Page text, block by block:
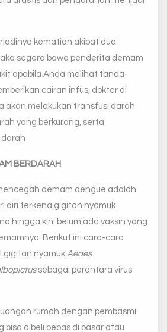
kematian akibat dua
segera bawa penderita demam
apabila Anda melihat tanda-
cairan infus, dokter di
akan melakukan transfusi darah
yang berkurang, serta
BERDARAH
demam dengue adalah
diri terkena gigitan nyamuk
hingga kini belum ada vaksin yang
Berikut ini cara-cara
gigitan nyamuk Aedes
sebagai perantara virus
rumah dengan pembasmi
bisa dibeli bebas di pasar atau